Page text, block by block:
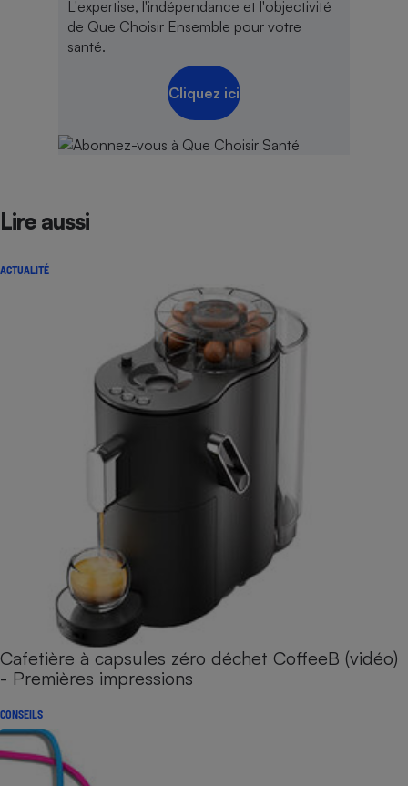
L'expertise, l'indépendance et l'objectivité
de Que Choisir Ensemble pour votre
santé.
Cliquez ici
Lire aussi
ACTUALITÉ
Cafetière à capsules zéro déchet CoffeeB (vidéo)
- Premières impressions
CONSEILS